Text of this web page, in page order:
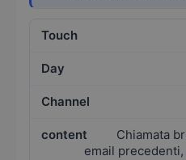
Chiamata
email